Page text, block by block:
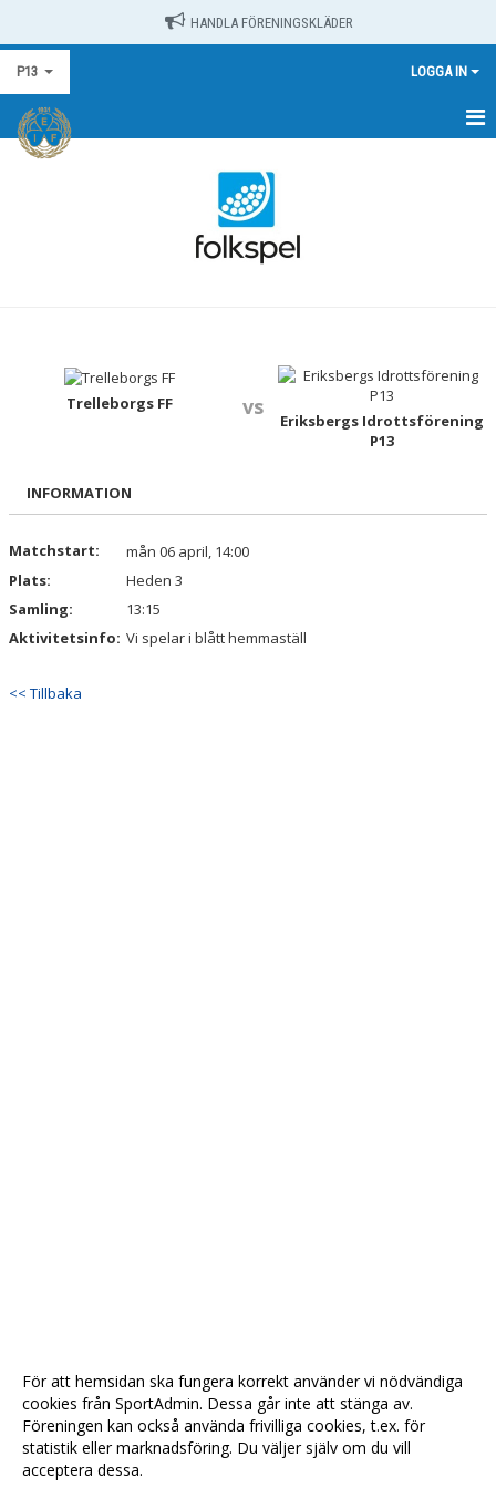
HANDLA FÖRENINGSKLÄDER
P13 LOGGA IN
HEM
BILDGALLERI
KONTAKT
Trelleborgs FF vs
Eriksbergs Idrottsförening
P13
INFORMATION
Matchstart:
mån 06 april, 14:00
Plats:
Heden 3
Samling:
13:15
Aktivitetsinfo: Vi spelar i blått hemmaställ
<< Tillbaka
För att hemsidan ska fungera korrekt använder vi nödvändiga
cookies från SportAdmin. Dessa går inte att stänga av.
Föreningen kan också använda frivilliga cookies, t.ex. för
statistik eller marknadsföring. Du väljer själv om du vill
acceptera dessa.